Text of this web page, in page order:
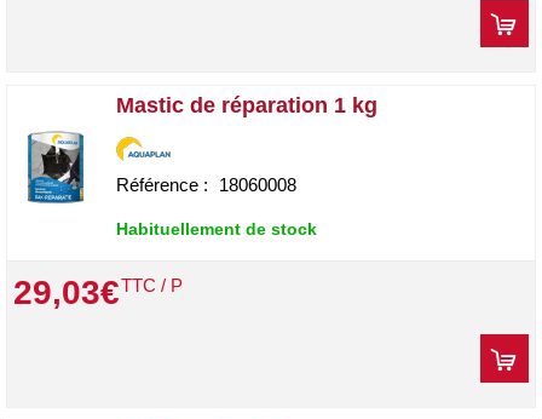
Mastic de réparation 1 kg
Référence : 18060008
Habituellement de stock
29,03€TTC / P